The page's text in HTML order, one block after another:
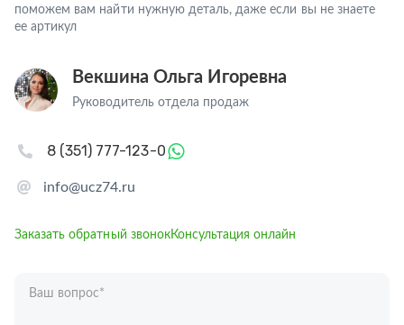
поможем вам найти нужную деталь, даже если вы не знаете
ее артикул
Векшина Ольга Игоревна
Руководитель отдела продаж
info@ucz74.ru
8 (351) 777-123-0
Заказать обратный звонокКонсультация онлайн
Ваш вопрос*